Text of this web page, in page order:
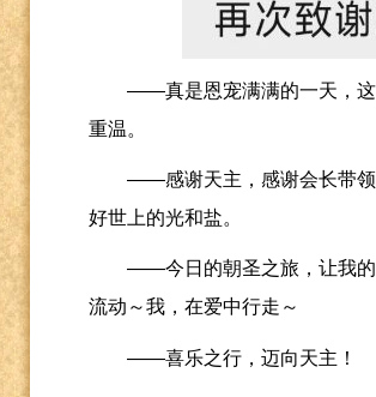
——真是恩宠满满的一天，这
重温。
——感谢天主，感谢会长带领
好世上的光和盐。
——今日的朝圣之旅，让我的
流动～我，在爱中行走～
——喜乐之行，迈向天主！